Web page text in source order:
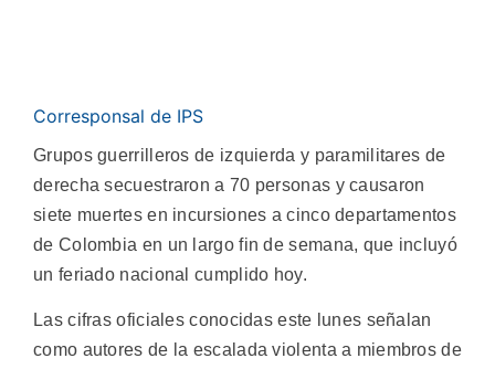
Corresponsal de IPS
Grupos guerrilleros de izquierda y paramilitares de
derecha secuestraron a 70 personas y causaron
siete muertes en incursiones a cinco departamentos
de Colombia en un largo fin de semana, que incluyó
un feriado nacional cumplido hoy.
Las cifras oficiales conocidas este lunes señalan
como autores de la escalada violenta a miembros de